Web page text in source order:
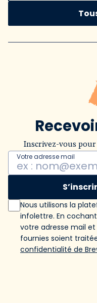
Inscrivez-vous
Votre adresse mail
Nous utilisons la
infolettre. En
votre adresse mail
fournies soient
confidentialité de